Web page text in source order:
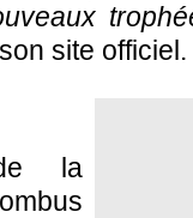
site officiel.
la